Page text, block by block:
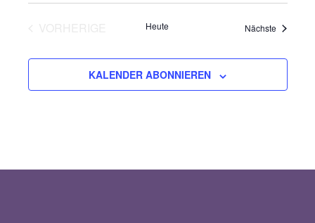
Heute Nächste
KALENDER ABONNIEREN